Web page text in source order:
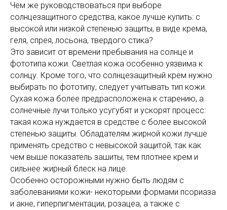
Чем же руководствоваться при выборе
солнцезащитного средства, какое лучше купить: с
высокой или низкой степенью защиты, в виде крема,
геля, спрея, лосьона, твердого стика?
Это зависит от времени пребывания на солнце и
фототипа кожи. Светлая кожа особенно уязвима к
солнцу. Кроме того, что солнцезащитный крем нужно
выбирать по фототипу, следует учитывать тип кожи.
Сухая кожа более предрасположена к старению, а
солнечные лучи только усугубят и ускорят процесс:
такая кожа нуждается в средстве с более высокой
степенью защиты. Обладателям жирной кожи лучше
применять средство с невысокой защитой, так как
чем выше показатель зашиты, тем плотнее крем и
сильнее жирный блеск на лице.
Особенно осторожными нужно быть людям с
заболеваниями кожи- некоторыми формами псориаза
и акне, гиперпигментации, розацеа, а также с